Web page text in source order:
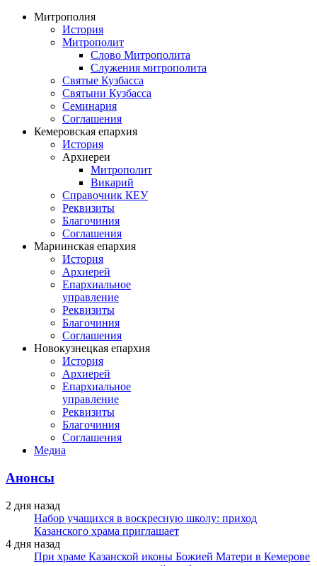
Митрополия
История
Митрополит
Слово Митрополита
Служения митрополита
Святые Кузбасса
Святыни Кузбасса
Семинария
Соглашения
Кемеровская епархия
История
Архиереи
Митрополит
Викарий
Справочник КЕУ
Реквизиты
Благочиния
Соглашения
Мариинская епархия
История
Архиерей
Епархиальное
управление
Реквизиты
Благочиния
Соглашения
Новокузнецкая епархия
История
Архиерей
Епархиальное
управление
Реквизиты
Благочиния
Соглашения
Медиа
Анонсы
2 дня назад
Набор учащихся в воскресную школу: приход
Казанского храма приглашает
4 дня назад
При храме Казанской иконы Божией Матери в Кемерове